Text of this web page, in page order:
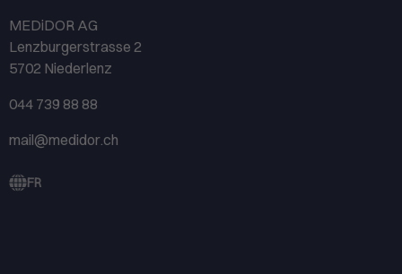
MEDiDOR AG
Lenzburgerstrasse 2
5702 Niederlenz
044 739 88 88
mail@medidor.ch
FR